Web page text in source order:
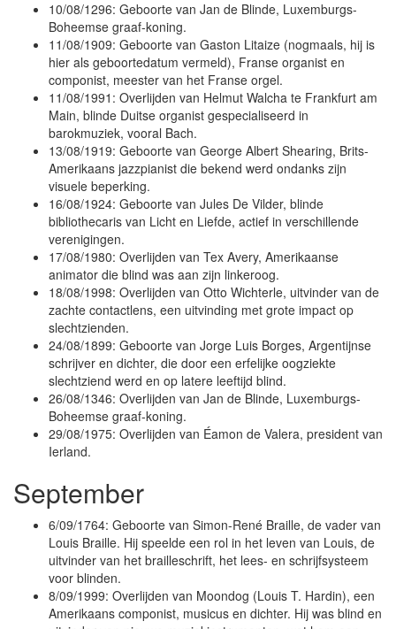
10/08/1296: Geboorte van Jan de Blinde, Luxemburgs-
Boheemse graaf-koning.
11/08/1909: Geboorte van Gaston Litaize (nogmaals, hij is
hier als geboortedatum vermeld), Franse organist en
componist, meester van het Franse orgel.
11/08/1991: Overlijden van Helmut Walcha te Frankfurt am
Main, blinde Duitse organist gespecialiseerd in
barokmuziek, vooral Bach.
13/08/1919: Geboorte van George Albert Shearing, Brits-
Amerikaans jazzpianist die bekend werd ondanks zijn
visuele beperking.
16/08/1924: Geboorte van Jules De Vilder, blinde
bibliothecaris van Licht en Liefde, actief in verschillende
verenigingen.
17/08/1980: Overlijden van Tex Avery, Amerikaanse
animator die blind was aan zijn linkeroog.
18/08/1998: Overlijden van Otto Wichterle, uitvinder van de
zachte contactlens, een uitvinding met grote impact op
slechtzienden.
24/08/1899: Geboorte van Jorge Luis Borges, Argentijnse
schrijver en dichter, die door een erfelijke oogziekte
slechtziend werd en op latere leeftijd blind.
26/08/1346: Overlijden van Jan de Blinde, Luxemburgs-
Boheemse graaf-koning.
29/08/1975: Overlijden van Éamon de Valera, president van
Ierland.
September
6/09/1764: Geboorte van Simon-René Braille, de vader van
Louis Braille. Hij speelde een rol in het leven van Louis, de
uitvinder van het brailleschrift, het lees- en schrijfsysteem
voor blinden.
8/09/1999: Overlijden van Moondog (Louis T. Hardin), een
Amerikaans componist, musicus en dichter. Hij was blind en